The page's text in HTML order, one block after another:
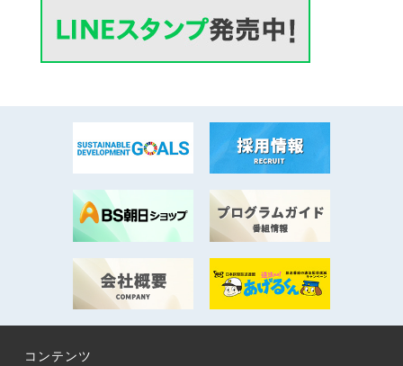
コンテンツ